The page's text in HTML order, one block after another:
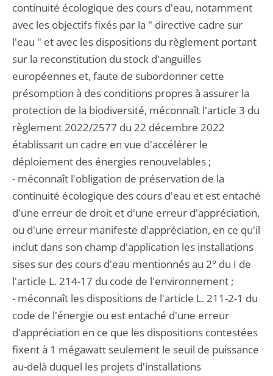
continuité écologique des cours d'eau, notamment
avec les objectifs fixés par la " directive cadre sur
l'eau " et avec les dispositions du règlement portant
sur la reconstitution du stock d'anguilles
européennes et, faute de subordonner cette
présomption à des conditions propres à assurer la
protection de la biodiversité, méconnaît l'article 3 du
règlement 2022/2577 du 22 décembre 2022
établissant un cadre en vue d'accélérer le
déploiement des énergies renouvelables ;
- méconnaît l'obligation de préservation de la
continuité écologique des cours d'eau et est entaché
d'une erreur de droit et d'une erreur d'appréciation,
ou d'une erreur manifeste d'appréciation, en ce qu'il
inclut dans son champ d'application les installations
sises sur des cours d'eau mentionnés au 2° du I de
l'article L. 214-17 du code de l'environnement ;
- méconnaît les dispositions de l'article L. 211-2-1 du
code de l'énergie ou est entaché d'une erreur
d'appréciation en ce que les dispositions contestées
fixent à 1 mégawatt seulement le seuil de puissance
au-delà duquel les projets d'installations